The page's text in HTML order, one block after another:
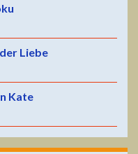
Liebe
Kate